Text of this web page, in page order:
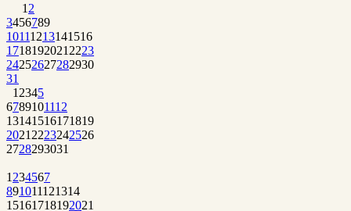
1 2
3456789
10111213141516
1718192021 2223
24252627282930
31
1 2345
6789101112
13141516171819
2021 2223242526
2728293031
1 234567
891011121314
15161718192021